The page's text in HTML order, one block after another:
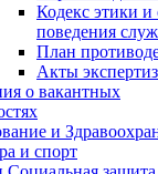
Кодекс этики и
поведения
План
Акты
о вакантных
и
и спорт